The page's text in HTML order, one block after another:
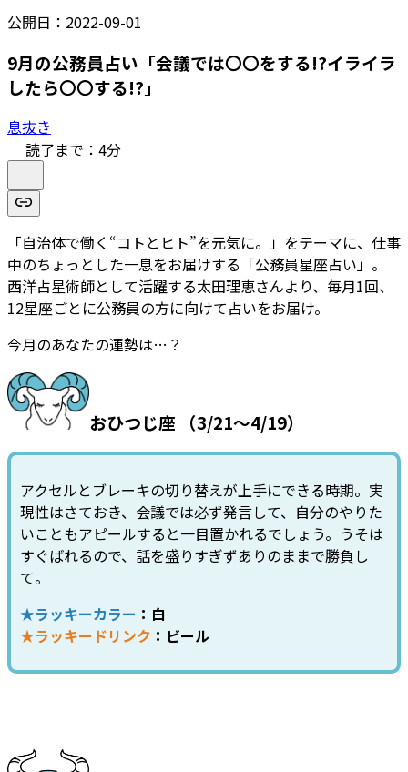
公開日： 2022-09-01
9月の公務員占い「会議では〇〇をする!?イライラ
したら〇〇する!?」
息抜き
読了まで： 4分
「自治体で働く“コトとヒト”を元気に。」をテーマに、仕事
中のちょっとした一息をお届けする「公務員星座占い」。
西洋占星術師として活躍する太田理恵さんより、毎月1回、
12星座ごとに公務員の方に向けて占いをお届け。
今月のあなたの運勢は…？
おひつじ座 （3/21～4/19）
アクセルとブレーキの切り替えが上手にできる時期。実
現性はさておき、会議では必ず発言して、自分のやりた
いこともアピールすると一目置かれるでしょう。うそは
すぐばれるので、話を盛りすぎずありのままで勝負し
て。
★ラッキーカラー ：白
★ラッキードリンク ：ビール